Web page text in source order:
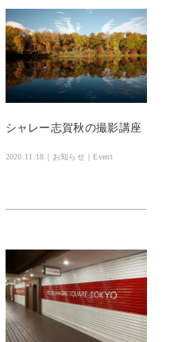
シャレー志賀秋の撮影講座
2020.11.18｜お知らせ｜Event
Access
交通アクセス
索
当サイトが最もお得